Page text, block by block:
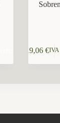
19,06€